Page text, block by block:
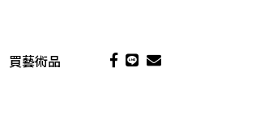
買藝術品